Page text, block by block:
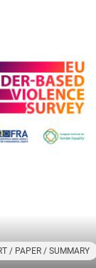
/ PAPER / SUMMARY